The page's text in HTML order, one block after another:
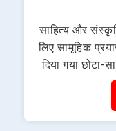
साहित्य और
लिए सामूहिक
दिया गया छोटा-